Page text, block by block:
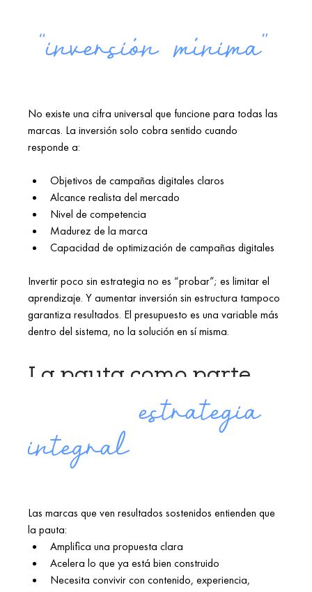
  El mito de la
“inversión mínima”
No existe una cifra universal que funcione para todas las
marcas. La inversión solo cobra sentido cuando
responde a:
Objetivos de campañas digitales claros
Alcance realista del mercado
Nivel de competencia
Madurez de la marca
Capacidad de optimización de campañas digitales
Invertir poco sin estrategia no es “probar”; es limitar el
aprendizaje. Y aumentar inversión sin estructura tampoco
garantiza resultados. El presupuesto es una variable más
dentro del sistema, no la solución en sí misma.
La pauta como parte
				estrategia
integral
Las marcas que ven resultados sostenidos entienden que
la pauta:
Amplifica una propuesta clara
Acelera lo que ya está bien construido
Necesita convivir con contenido, experiencia,